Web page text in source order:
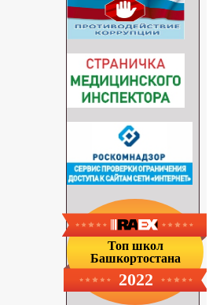
Топ школ
Башкортостана
2022